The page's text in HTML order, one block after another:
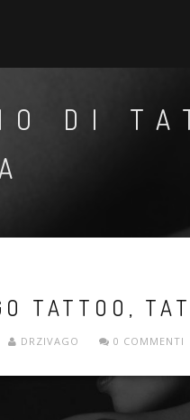
DI
TATTOO,
DRZIVAGO 0 COMMENTI